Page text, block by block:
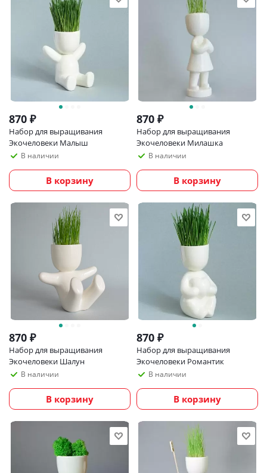
870 ₽
Набор для выращивания
Экочеловеки Малыш
В наличии
В корзину
870 ₽
Набор для выращивания
Экочеловеки Милашка
В наличии
В корзину
870 ₽
Набор для выращивания
Экочеловеки Шалун
В наличии
В корзину
870 ₽
Набор для выращивания
Экочеловеки Романтик
В наличии
В корзину